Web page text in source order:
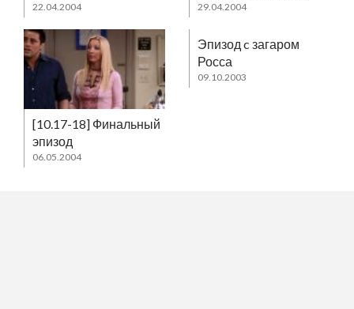
22.04.2004 29.04.2004
[10.17-18] Финальный
эпизод
06.05.2004
Эпизод c загаром
Росса
09.10.2003